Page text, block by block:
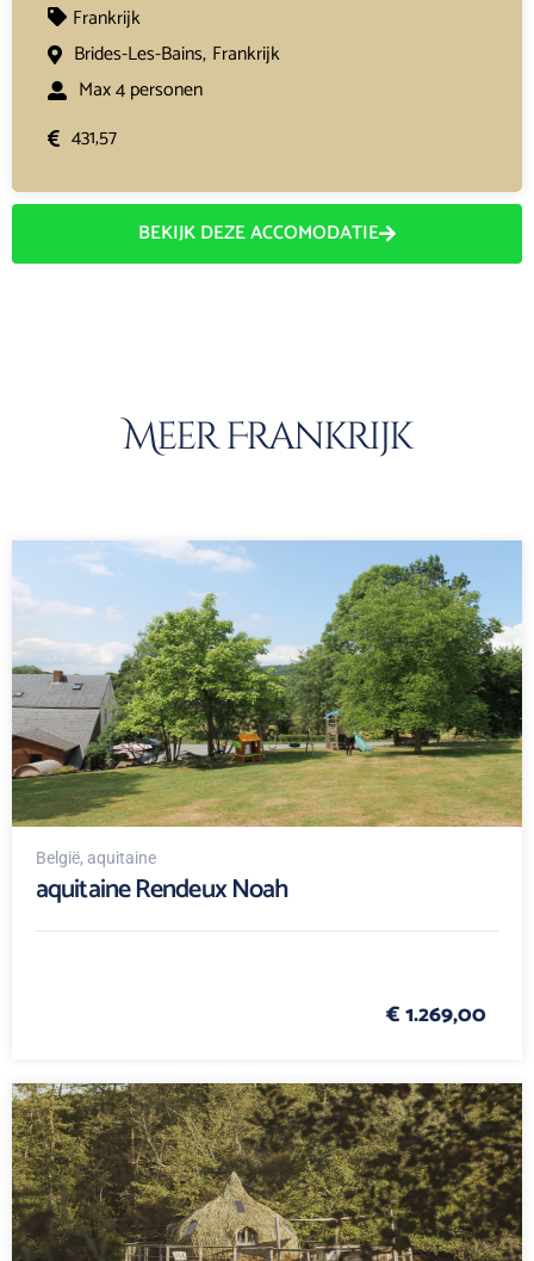
Frankrijk
Brides-Les-Bains, Frankrijk
Max 4 personen
431,57
BEKIJK DEZE ACCOMODATIE
Meer Frankrijk
België, aquitaine
aquitaine Rendeux Noah
€ 1.269,00